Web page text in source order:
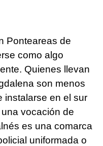
Ponteareas de
como algo
Quienes llevan
son menos
instalarse en el sur
vocación de
es una comarca
uniformada o